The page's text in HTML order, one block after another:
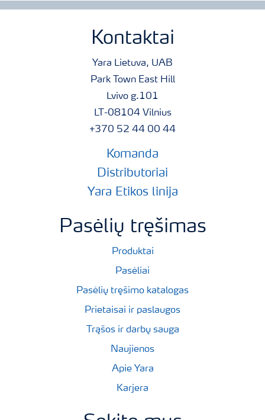
Kontaktai
Yara Lietuva, UAB
Park Town East Hill
Lvivo g.101
LT-08104 Vilnius
+370 52 44 00 44
Komanda
Distributoriai
Yara Etikos linija
Pasėlių tręšimas
Produktai
Pasėliai
Pasėlių tręšimo katalogas
Prietaisai ir paslaugos
Trąšos ir darbų sauga
Naujienos
Apie Yara
Karjera